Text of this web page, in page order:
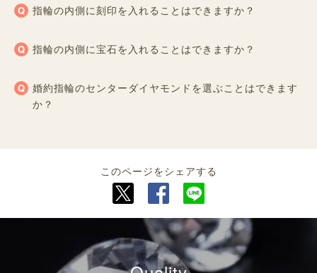
指輪の内側に刻印を入れることはできますか？
指輪の内側に宝石を入れることはできますか？
婚約指輪のセンターダイヤモンドを選ぶことはできます
か？
このページをシェアする